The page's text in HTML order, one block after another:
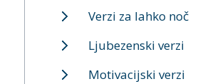
Verzi za lahko noč
Ljubezenski verzi
Motivacijski verzi